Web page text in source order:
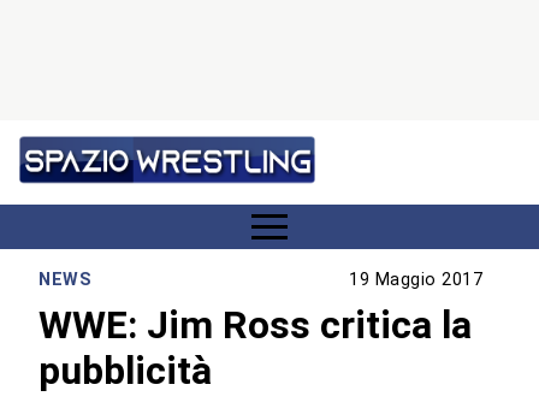
NEWS 19 Maggio 2017
WWE: Jim Ross critica la
pubblicità